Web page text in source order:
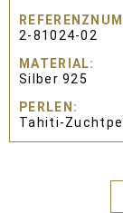
2-81024-02
MATERIAL
Silber 925
PERLEN
Tahiti-